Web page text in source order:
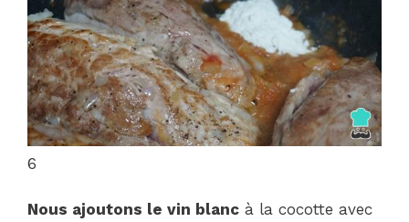
6
Nous ajoutons le vin blanc à la cocotte avec